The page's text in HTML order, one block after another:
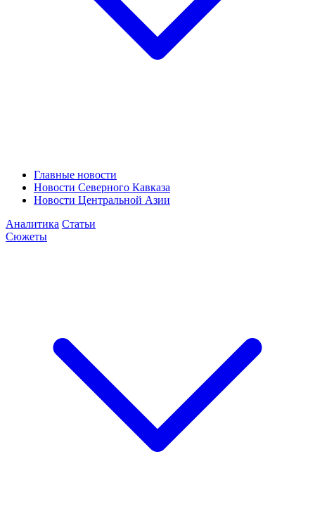
Главные новости
Новости Северного Кавказа
Новости Центральной Азии
Аналитика Статьи
Сюжеты